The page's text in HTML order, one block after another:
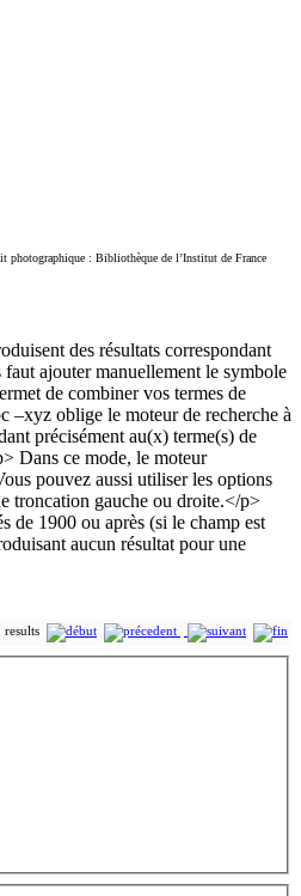
photographique : Bibliothèque de l’Institut de France
results